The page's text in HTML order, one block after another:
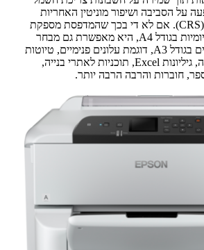
על הסביבה ושיפור מוניטין האחריות
החברתית התאגידית (CRS). אם לא די בכך שהמדפסת מספקת
במהירות הדפסות יומיומיות בגודל A4, היא מאפשרת גם מבחר
שימושים עבור מסמכים בגודל A3, דוגמת עלונים פנימיים, טיוטות
של פרוספקטים להגהה, גיליונות Excel, תוכניות לאתרי בנייה,
ספר, חוברות והרבה הרבה יותר.